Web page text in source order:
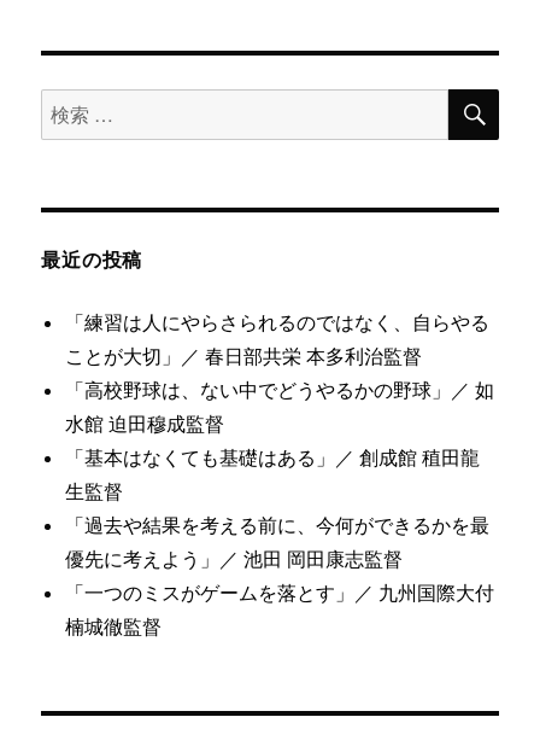
検
索
象:
検
最近の投稿
「練習は人にやらさられるのではなく、自らやる
ことが大切」／ 春日部共栄 本多利治監督
「高校野球は、ない中でどうやるかの野球」／ 如
水館 迫田穆成監督
「基本はなくても基礎はある」／ 創成館 稙田龍
生監督
「過去や結果を考える前に、今何ができるかを最
優先に考えよう」／ 池田 岡田康志監督
「一つのミスがゲームを落とす」／ 九州国際大付
楠城徹監督